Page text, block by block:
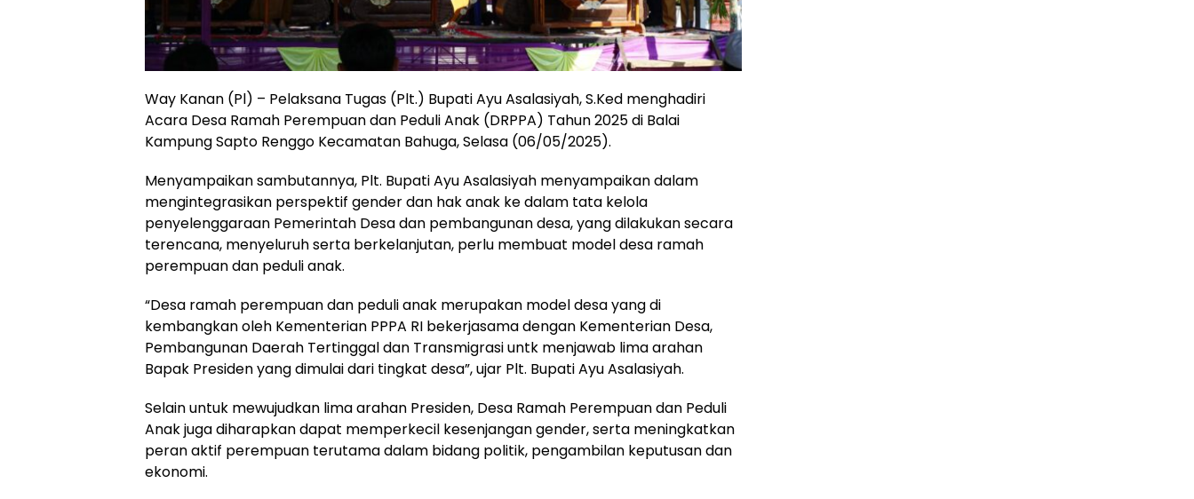
Way Kanan (Pl) – Pelaksana Tugas (Plt.) Bupati Ayu Asalasiyah, S.Ked menghadiri
Acara Desa Ramah Perempuan dan Peduli Anak (DRPPA) Tahun 2025 di Balai
Kampung Sapto Renggo Kecamatan Bahuga, Selasa (06/05/2025).
Menyampaikan sambutannya, Plt. Bupati Ayu Asalasiyah menyampaikan dalam
mengintegrasikan perspektif gender dan hak anak ke dalam tata kelola
penyelenggaraan Pemerintah Desa dan pembangunan desa, yang dilakukan secara
terencana, menyeluruh serta berkelanjutan, perlu membuat model desa ramah
perempuan dan peduli anak.
“Desa ramah perempuan dan peduli anak merupakan model desa yang di
kembangkan oleh Kementerian PPPA RI bekerjasama dengan Kementerian Desa,
Pembangunan Daerah Tertinggal dan Transmigrasi untk menjawab lima arahan
Bapak Presiden yang dimulai dari tingkat desa”, ujar Plt. Bupati Ayu Asalasiyah.
Selain untuk mewujudkan lima arahan Presiden, Desa Ramah Perempuan dan Peduli
Anak juga diharapkan dapat memperkecil kesenjangan gender, serta meningkatkan
peran aktif perempuan terutama dalam bidang politik, pengambilan keputusan dan
ekonomi.